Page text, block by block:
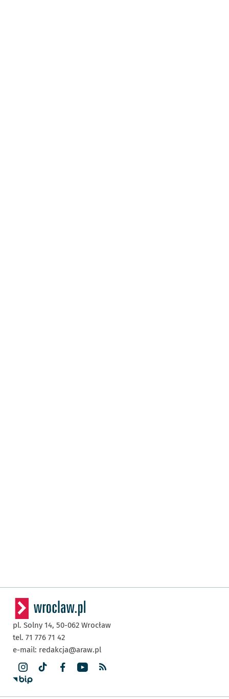
pl. Solny 14, 50-062 Wrocław
tel. 71 776 71 42
e-mail: redakcja@araw.pl